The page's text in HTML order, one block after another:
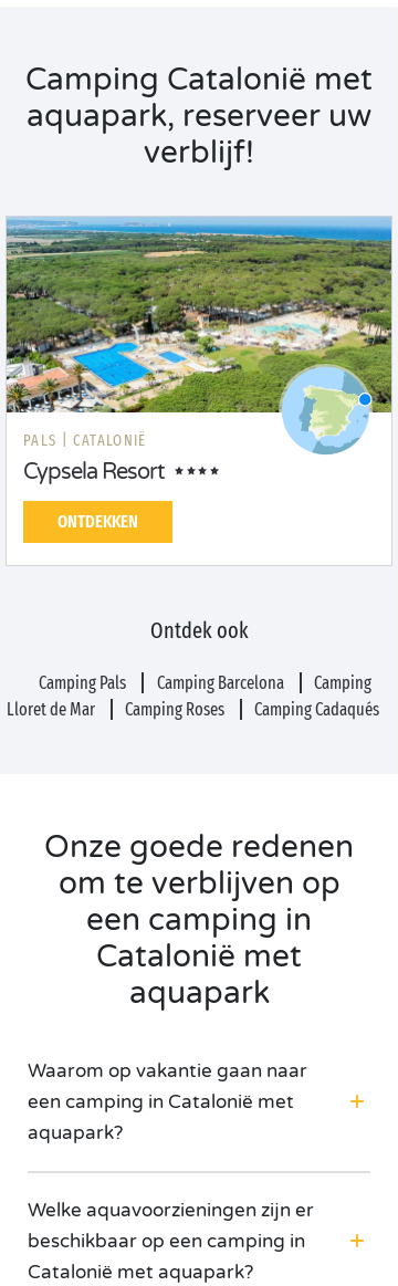
Camping Catalonië met
aquapark, reserveer uw
verblijf!
PALS | CATALONIË
Cypsela Resort
ONTDEKKEN
Ontdek ook
Camping Pals Camping Barcelona
Camping
Lloret de Mar
Camping Roses Camping Cadaqués
Onze goede redenen
om te verblijven op
een camping in
Catalonië met
aquapark
Waarom op vakantie gaan naar
een camping in Catalonië met
aquapark?
Welke aquavoorzieningen zijn er
beschikbaar op een camping in
Catalonië met aquapark?